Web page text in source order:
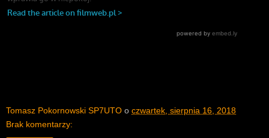
Tomasz Pokornowski SP7UTO o czwartek, sierpnia 16, 2018
Brak komentarzy: